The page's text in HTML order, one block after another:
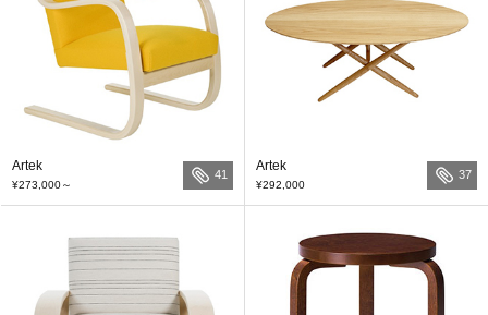
Artek
¥273,000～
41
Artek
¥292,000
37